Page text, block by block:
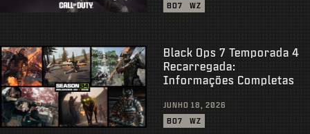
BO7
WZ
Black Ops 7 Temporada 4
Recarregada:
Informações Completas
JUNHO 18, 2026
BO7
WZ